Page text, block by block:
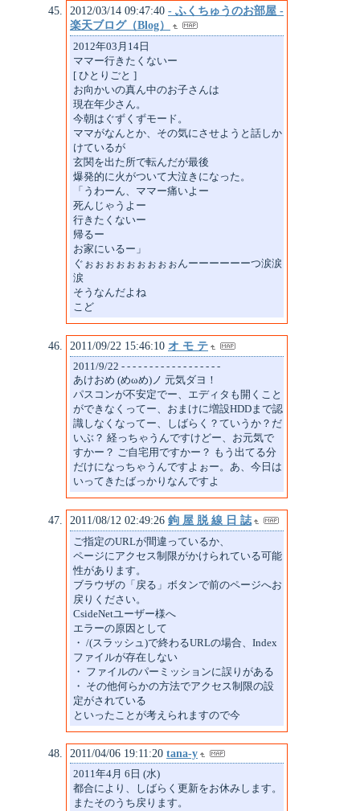
2012/03/14 09:47:40 - ふくちゅうのお部屋 -
楽天ブログ（Blog）
2012年03月14日
ママー行きたくないー
[ ひとりごと ]
お向かいの真ん中のお子さんは
現在年少さん。
今朝はぐずくずモード。
ママがなんとか、その気にさせようと話しか
けているが
玄関を出た所で転んだが最後
爆発的に火がついて大泣きになった。
「うわーん、ママー痛いよー
死んじゃうよー
行きたくないー
帰るー
お家にいるー」
ぐぉぉぉぉぉぉぉぉぉんーーーーーーつ涙涙
涙
そうなんだよね
こど
2011/09/22 15:46:10 オ モ テ
2011/9/22 - - - - - - - - - - - - - - - - - -
あけおめ (めωめ)ノ 元気ダヨ！
パスコンが不安定でー、エディタも開くこと
ができなくってー、おまけに増設HDDまで認
識しなくなってー、しばらく？ていうか？だ
いぶ？ 経っちゃうんですけどー、お元気で
すかー？ ご自宅用ですかー？ もう出てる分
だけになっちゃうんですよぉー。あ、今日は
いってきたばっかりなんですよ
2011/08/12 02:49:26 鉤 屋 脱 線 日 誌
ご指定のURLが間違っているか、
ページにアクセス制限がかけられている可能
性があります。
ブラウザの「戻る」ボタンで前のページへお
戻りください。
CsideNetユーザー様へ
エラーの原因として
・ /(スラッシュ)で終わるURLの場合、Index
ファイルが存在しない
・ ファイルのパーミッションに誤りがある
・ その他何らかの方法でアクセス制限の設
定がされている
といったことが考えられますので今
2011/04/06 19:11:20 tana-y
2011年4月 6日 (水)
都合により、しばらく更新をお休みします。
またそのうち戻ります。